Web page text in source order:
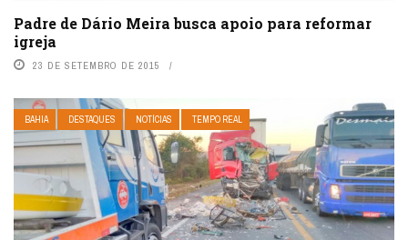
Padre de Dário Meira busca apoio para reformar
igreja
23 DE SETEMBRO DE 2015
BAHIA DESTAQUES NOTÍCIAS TEMPO REAL